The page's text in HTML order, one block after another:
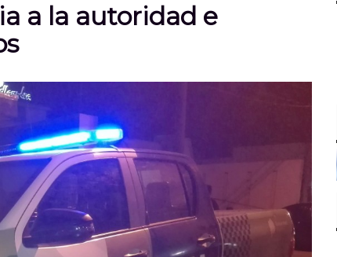
a la autoridad e